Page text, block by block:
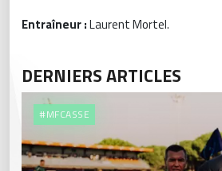
Entraîneur :Laurent Mortel.
DERNIERS ARTICLES
#MFCASSE